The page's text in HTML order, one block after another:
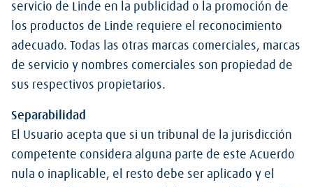
servicio de Linde en la publicidad o la promoción de
los productos de Linde requiere el reconocimiento
adecuado. Todas las otras marcas comerciales, marcas
de servicio y nombres comerciales son propiedad de
sus respectivos propietarios.
Separabilidad
El Usuario acepta que si un tribunal de la jurisdicción
competente considera alguna parte de este Acuerdo
nula o inaplicable, el resto debe ser aplicado y el